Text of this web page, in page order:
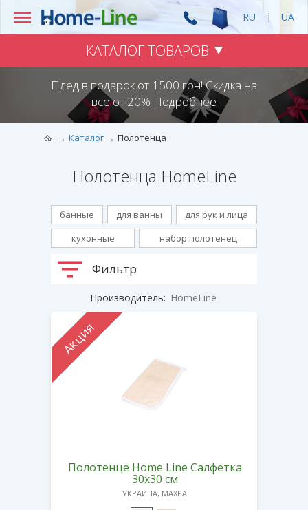
RU | UA
КАТАЛОГ ТОВАРОВ
Плед в подарок от 1500 грн! Скидка на
все от 20% Подробнее
Каталог Полотенца
Полотенца HomeLine
банные для ванны
для рук и лица
кухонные
набор полотенец
Фильтр
Производитель: HomeLine
Акция
Полотенце Home Line Салфетка
30х30 см
УКРАИНА, МАХРА